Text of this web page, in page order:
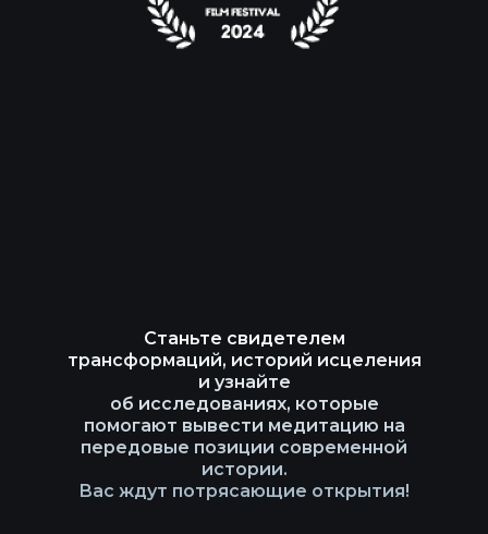
Станьте свидетелем
трансформаций, историй исцеления
и узнайте
об исследованиях, которые
помогают вывести медитацию на
передовые позиции современной
истории.
Вас ждут потрясающие открытия!